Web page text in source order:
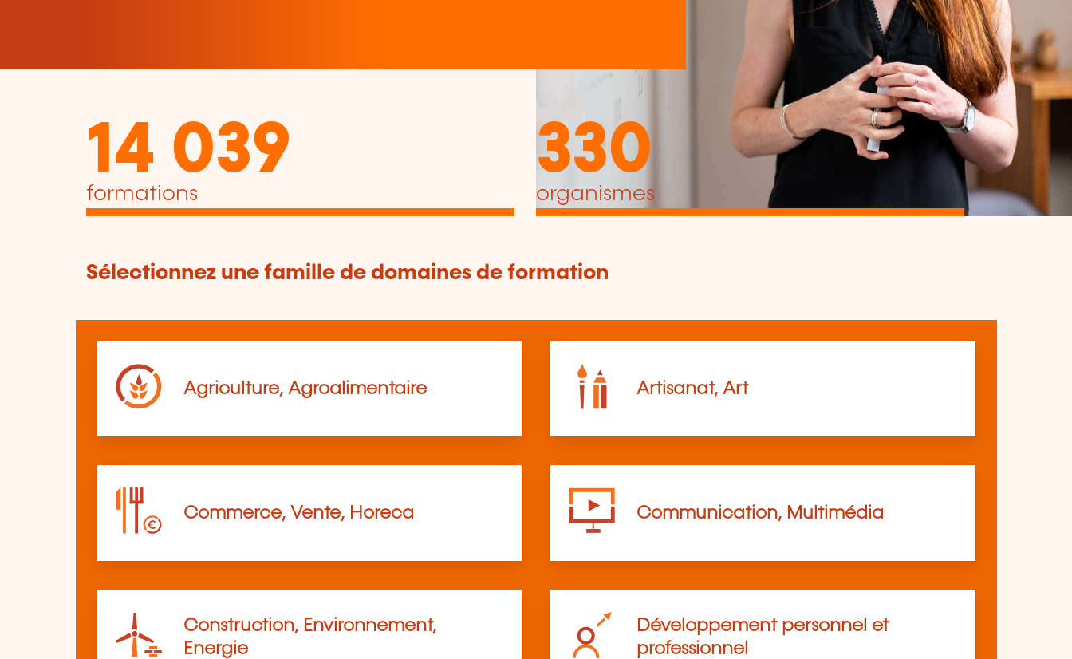
14 039
formations
330
organismes
Sélectionnez une famille de domaines de formation
Agriculture, Agroalimentaire Artisanat, Art
Commerce, Vente, Horeca Communication, Multimédia
Construction, Environnement,
Energie
Développement personnel et
professionnel